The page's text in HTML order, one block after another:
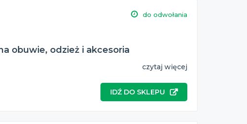
do odwołania
obuwie, odzież i akcesoria
czytaj więcej
IDŹ DO SKLEPU